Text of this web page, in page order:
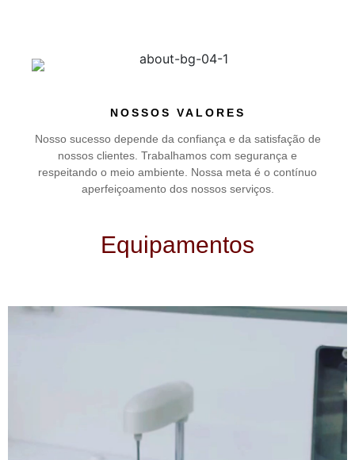
NOSSOS VALORES
Nosso sucesso depende da confiança e da satisfação de
nossos clientes. Trabalhamos com segurança e
respeitando o meio ambiente. Nossa meta é o contínuo
aperfeiçoamento dos nossos serviços.
Equipamentos